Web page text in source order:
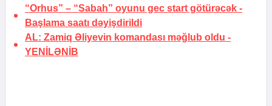
“Orhus” – “Sabah” oyunu gec start götürəcək -
Başlama saatı dəyişdirildi
AL: Zamiq Əliyevin komandası məğlub oldu -
YENİLƏNİB